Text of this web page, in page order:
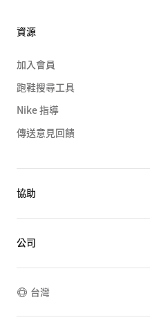
資源
加入會員
跑鞋搜尋工具
Nike 指導
傳送意見回饋
協助
公司
台灣